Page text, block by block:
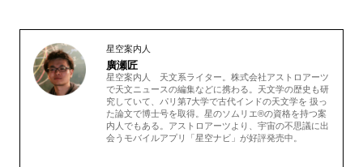
星空案内人
廣瀬匠
星空案内人 天文系ライター。株式会社アストロアーツ
で天文ニュースの編集などに携わる。天文学の歴史も研
究していて、パリ第7大学で古代インドの天文学を 扱っ
た論文で博士号を取得。星のソムリエ®の資格を持つ案
内人でもある。アストロアーツより、宇宙の不思議に出
会うモバイルアプリ「星空ナビ」が好評発売中。